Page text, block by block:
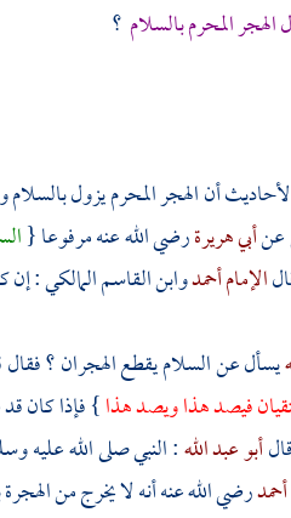
المحرم بالسلام ؟
أن الهجر المحرم يزول
عنأبي هريرةرضي الله عنه مرفوعا {
الإمام أحمدوابن القاسمالمالكي : إن
يسأل عن السلام يقطع الهجران ؟
فيصد هذا ويصد هذا} فإذا كان
أبو عبد الله: النبي صلى الله عليه
رضي الله عنه أنه لا يخرج من